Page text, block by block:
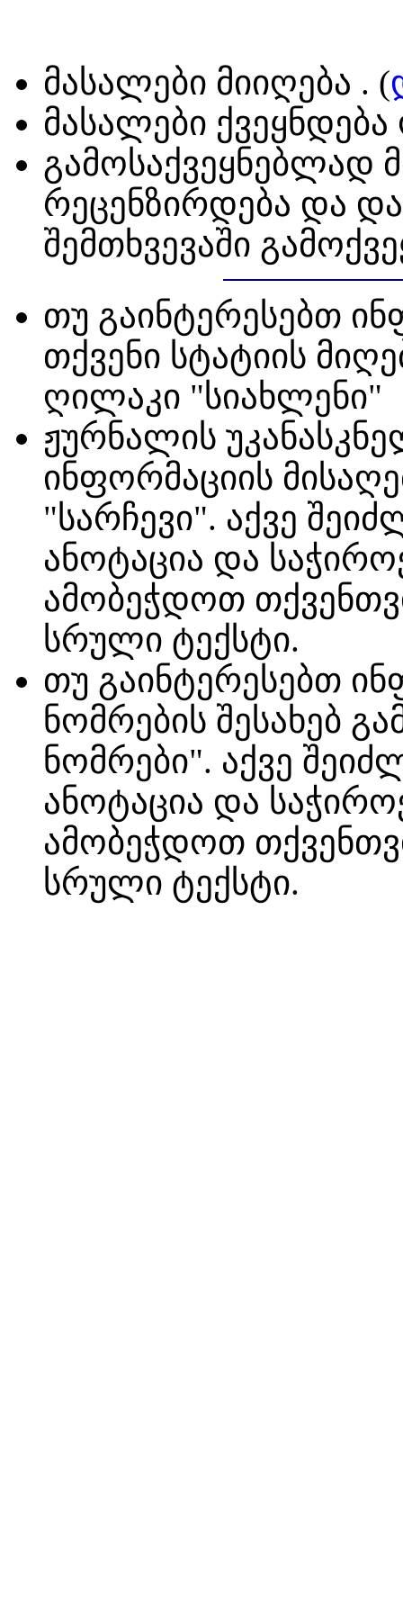
მასალები მიიღება . (
მასალები
გამოსაქვეყნებლად
რეცენზირდება და
შემთხვევაში
თუ გაინტერესებთ
თქვენი სტატიის
ღილაკი "სიახლენი"
ჟურნალის
ინფორმაციის
"სარჩევი". აქვე
ანოტაცია და
ამობეჭდოთ
სრული ტექსტი.
თუ გაინტერესებთ
ნომრების შესახებ
ნომრები". აქვე
ანოტაცია და
ამობეჭდოთ
სრული ტექსტი.